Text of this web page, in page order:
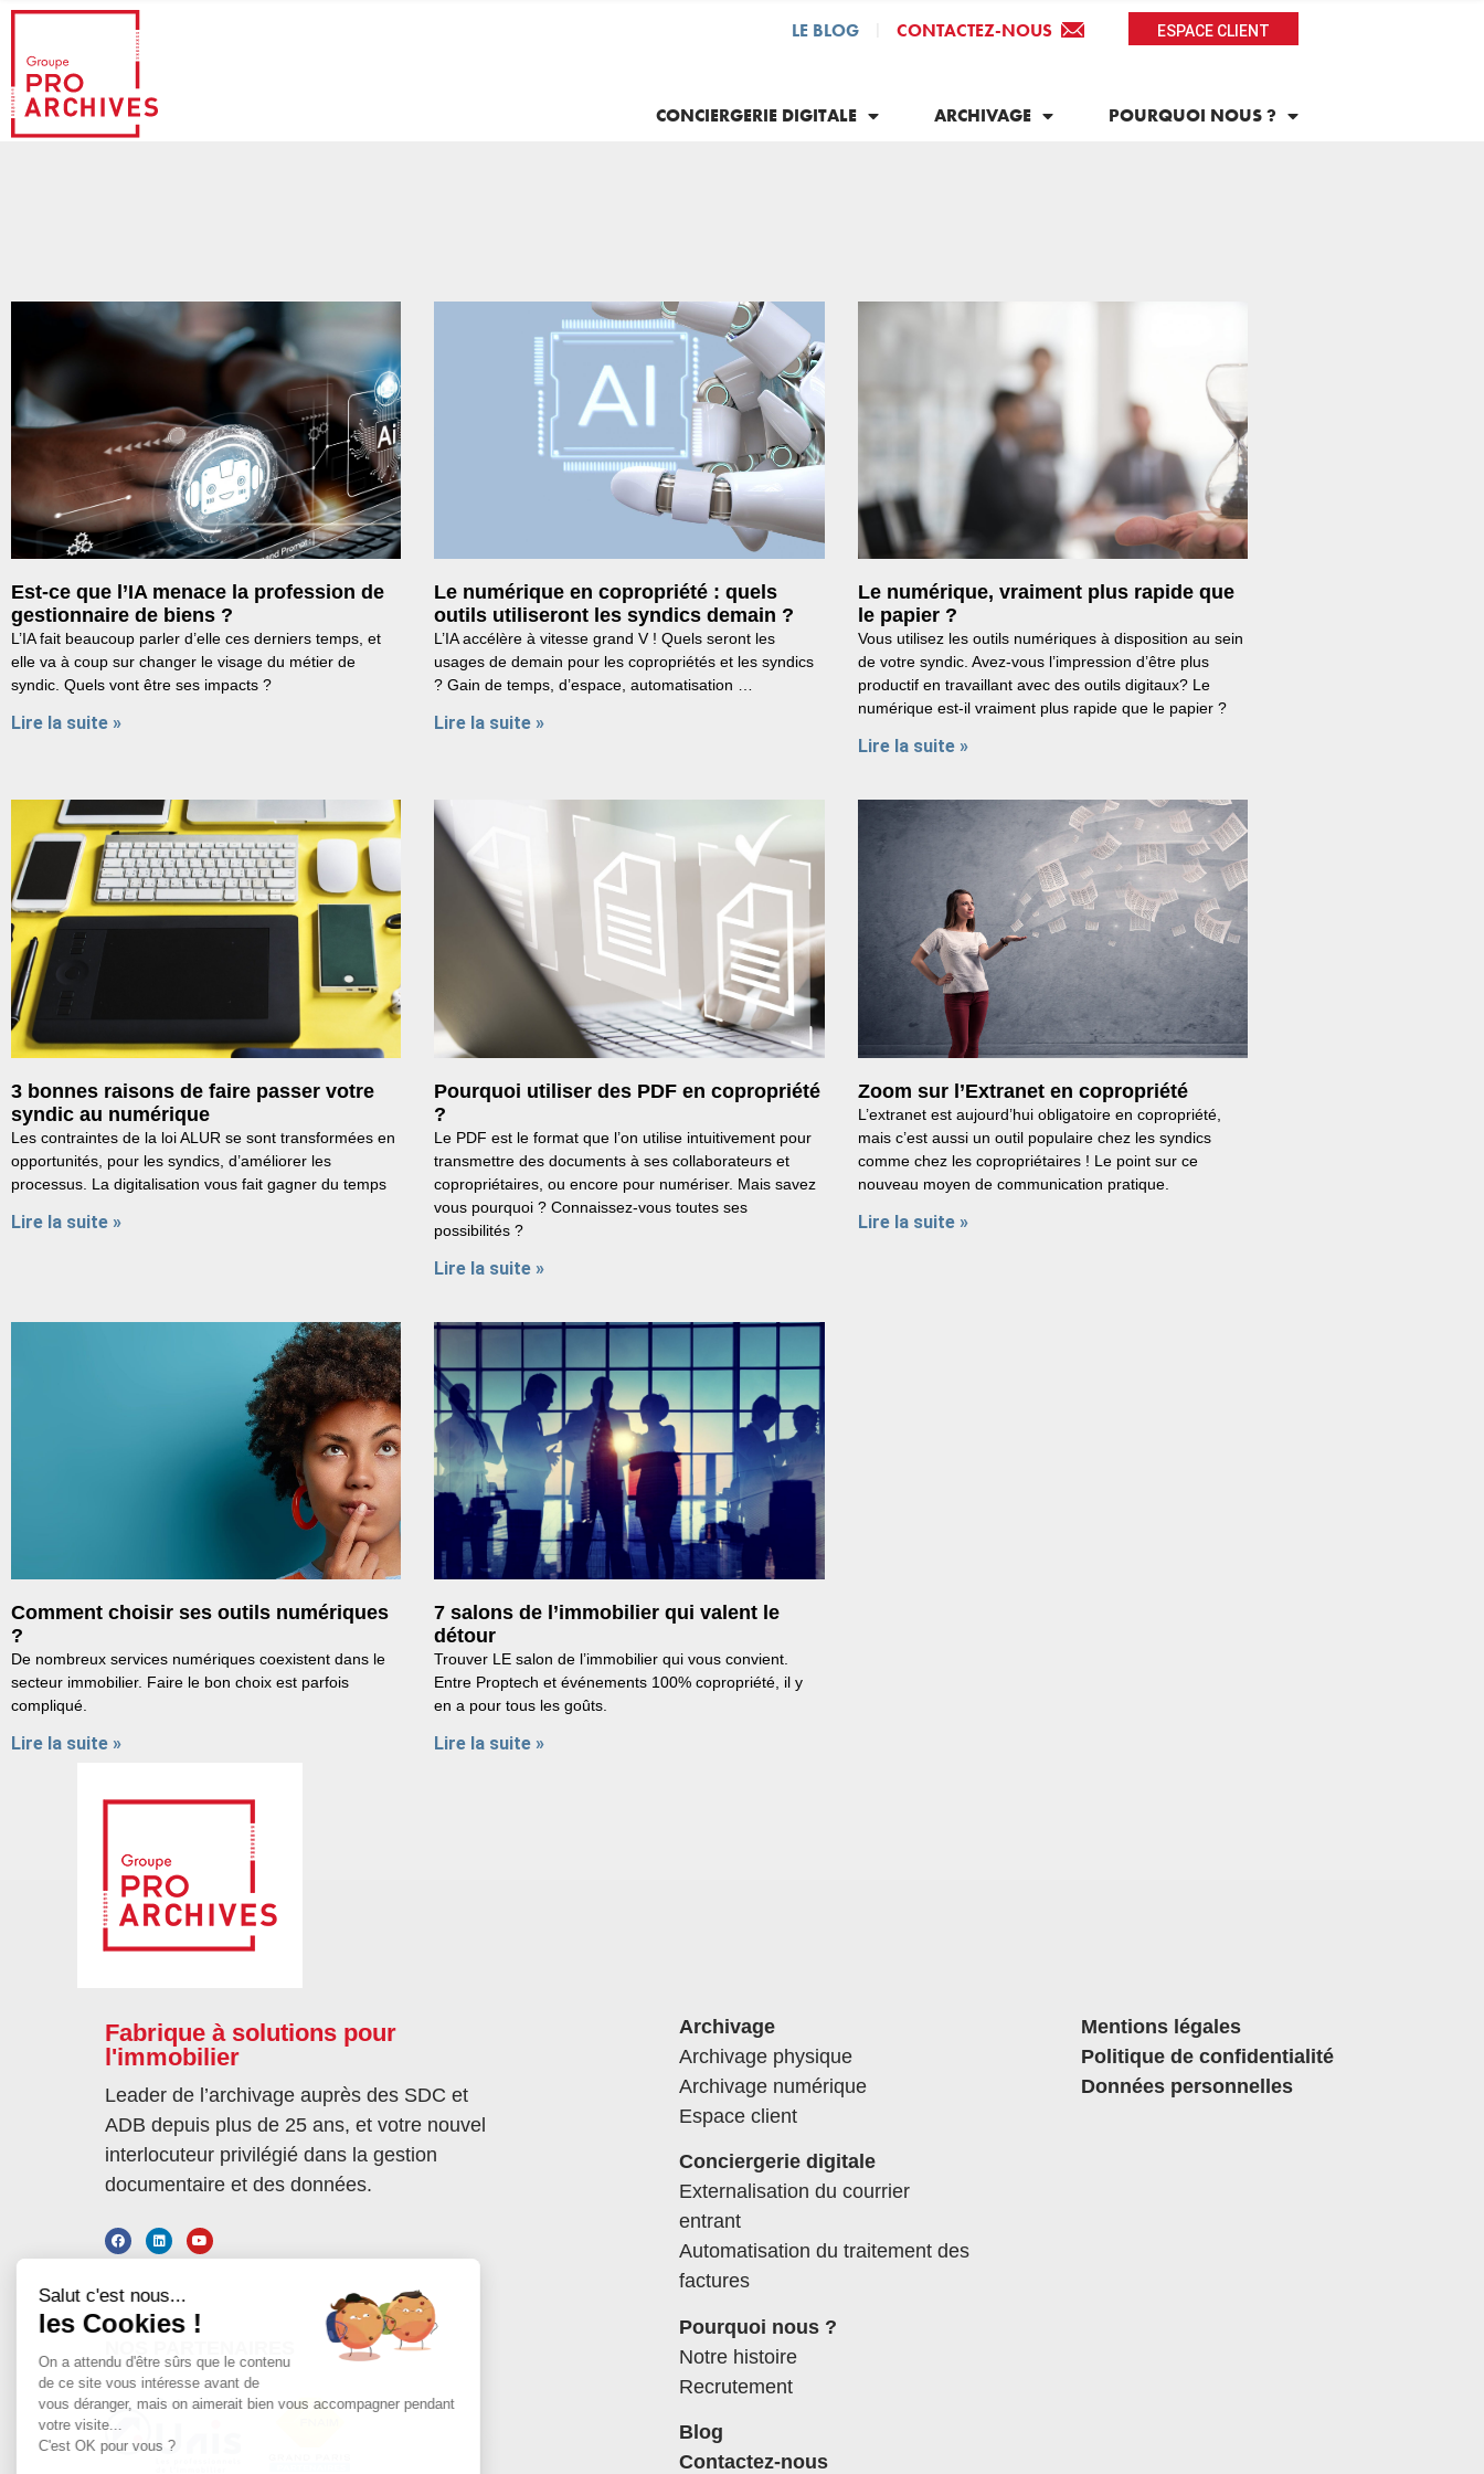
LE BLOG CONTACTEZ-NOUS ESPACE CLIENT
CONCIERGERIE DIGITALE ARCHIVAGE POURQUOI NOUS ?
Est-ce que l’IA menace la profession de
gestionnaire de biens ?
L’IA fait beaucoup parler d’elle ces derniers temps, et
elle va à coup sur changer le visage du métier de
syndic. Quels vont être ses impacts ?
Lire la suite »
Le numérique en copropriété : quels
outils utiliseront les syndics demain ?
L’IA accélère à vitesse grand V ! Quels seront les
usages de demain pour les copropriétés et les syndics
? Gain de temps, d’espace, automatisation …
Lire la suite »
Le numérique, vraiment plus rapide que
le papier ?
Vous utilisez les outils numériques à disposition au sein
de votre syndic. Avez-vous l’impression d’être plus
productif en travaillant avec des outils digitaux? Le
numérique est-il vraiment plus rapide que le papier ?
Lire la suite »
3 bonnes raisons de faire passer votre
syndic au numérique
Les contraintes de la loi ALUR se sont transformées en
opportunités, pour les syndics, d’améliorer les
processus. La digitalisation vous fait gagner du temps
Lire la suite »
Pourquoi utiliser des PDF en copropriété
?
Le PDF est le format que l’on utilise intuitivement pour
transmettre des documents à ses collaborateurs et
copropriétaires, ou encore pour numériser. Mais savez
vous pourquoi ? Connaissez-vous toutes ses
possibilités ?
Lire la suite »
Zoom sur l’Extranet en copropriété
L’extranet est aujourd’hui obligatoire en copropriété,
mais c’est aussi un outil populaire chez les syndics
comme chez les copropriétaires ! Le point sur ce
nouveau moyen de communication pratique.
Lire la suite »
Comment choisir ses outils numériques
?
De nombreux services numériques coexistent dans le
secteur immobilier. Faire le bon choix est parfois
compliqué.
Lire la suite »
7 salons de l’immobilier qui valent le
détour
Trouver LE salon de l’immobilier qui vous convient.
Entre Proptech et événements 100% copropriété, il y
en a pour tous les goûts.
Lire la suite »
Fabrique à solutions pour
l'immobilier
Leader de l’archivage auprès des SDC et
ADB depuis plus de 25 ans, et votre nouvel
interlocuteur privilégié dans la gestion
documentaire et des données.
Archivage
Archivage physique
Archivage numérique
Espace client
Conciergerie digitale
Externalisation du courrier
entrant
Automatisation du traitement des
factures
Pourquoi nous ?
Notre histoire
Recrutement
Blog
Contactez-nous
Mentions légales
Politique de confidentialité
Données personnelles
Salut c'est nous...
les Cookies !
On a attendu d'être sûrs que le contenu
de ce site vous intéresse avant de
vous déranger, mais on aimerait bien vous accompagner pendant
votre visite...
C'est OK pour vous ?